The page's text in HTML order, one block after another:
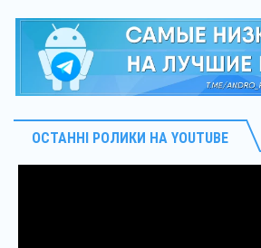
ОСТАННІ РОЛИКИ НА YOUTUBE